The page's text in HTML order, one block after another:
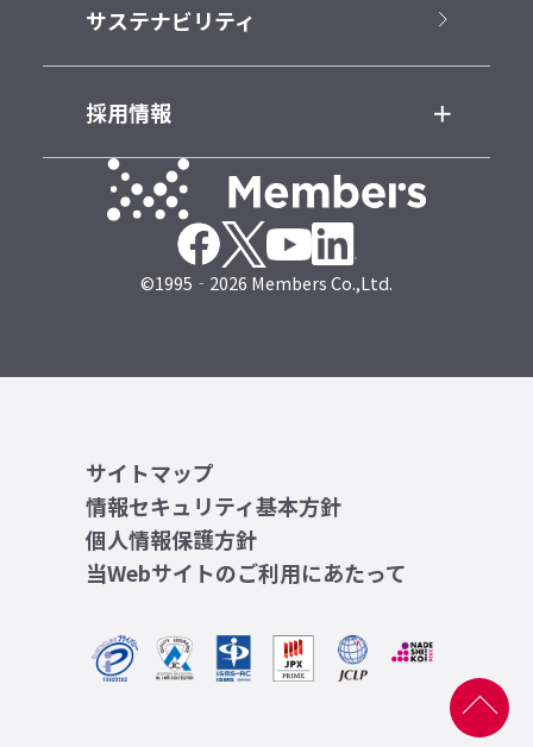
サステナビリティ
採用情報
©1995‐2026 Members Co.,Ltd.
サイトマップ
情報セキュリティ基本方針
個人情報保護方針
当Webサイトのご利用にあたって